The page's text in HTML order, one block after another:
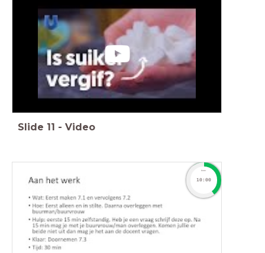
Slide 11 - Video
timer
10:00